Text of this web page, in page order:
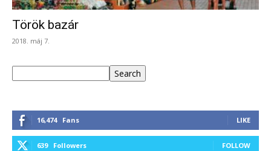
Török bazár
2018. máj 7.
Search
16,474 Fans LIKE
639 Followers FOLLOW